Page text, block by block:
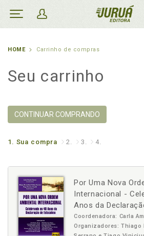
HOME Carrinho de compras
Seu carrinho
CONTINUAR COMPRANDO
1. Sua compra 2. 3. 4.
Por Uma Nova
Internacional -
Anos da
Coordenadora: Carla
Organizadores: Thiago